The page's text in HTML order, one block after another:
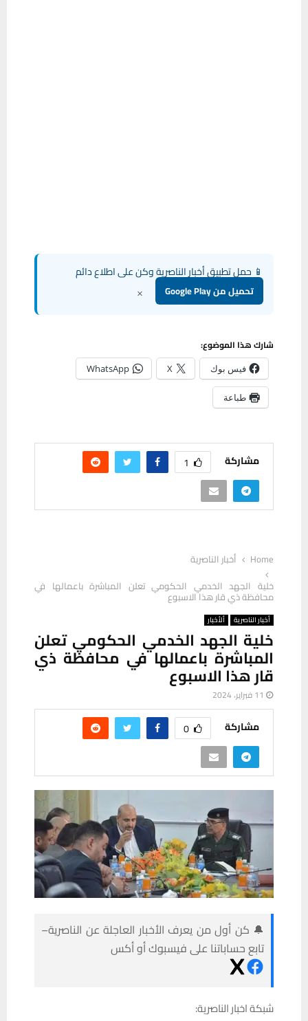
📱 حمل تطبيق أخبار الناصرية وكن على اطلاع دائم
تحميل من Google Play ×
شارك هذا الموضوع:
فيس بوك X
WhatsApp
طباعة
مشاركة 1
Home
أخبار الناصرية
خلية الجهد الخدمي الحكومي تعلن المباشرة باعمالها في
محافظة ذي قار هذا الاسبوع
أخبار الناصرية ألأخبار
خلية الجهد الخدمي الحكومي تعلن
المباشرة باعمالها في محافظة ذي
قار هذا الاسبوع
11 فبراير، 2024
مشاركة 0
🔔 كن أول من يعرف الأخبار العاجلة عن الناصرية–
تابع حساباتنا على فيسبوك أو أكس
شبكة اخبار الناصرية: